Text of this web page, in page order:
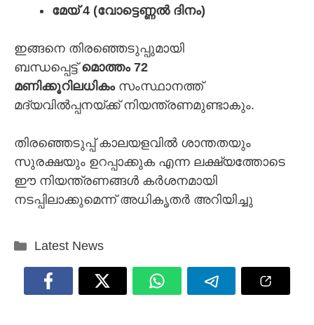
മേയ് 4 (വോട്ടെണ്ണൽ ദിനം)
ഇങ്ങനെ തിരഞ്ഞെടുപ്പുമായി
ബന്ധപ്പെട്ട്മൊത്തം 72
മണിക്കൂറിലധികംസംസ്ഥാനത്ത്
മദ്യവിൽപ്പനയ്ക്ക് നിയന്ത്രണമുണ്ടാകും.
തിരഞ്ഞെടുപ്പ് കാലയളവിൽ ശാന്തതയും
സുരക്ഷയും ഉറപ്പാക്കുക എന്ന ലക്ഷ്യത്തോടെ
ഈ നിയന്ത്രണങ്ങൾ കർശനമായി
നടപ്പിലാക്കുമെന്ന് അധികൃതർ അറിയിച്ചു
Categories
Latest News